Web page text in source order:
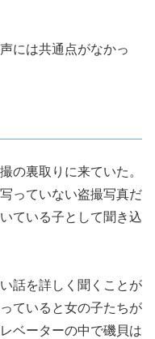
には共通点がなかっ
の裏取りに来ていた。
っていない盗撮写真だ
ている子として聞き込
話を詳しく聞くことが
ていると女の子たちが
ベーターの中で磯貝は